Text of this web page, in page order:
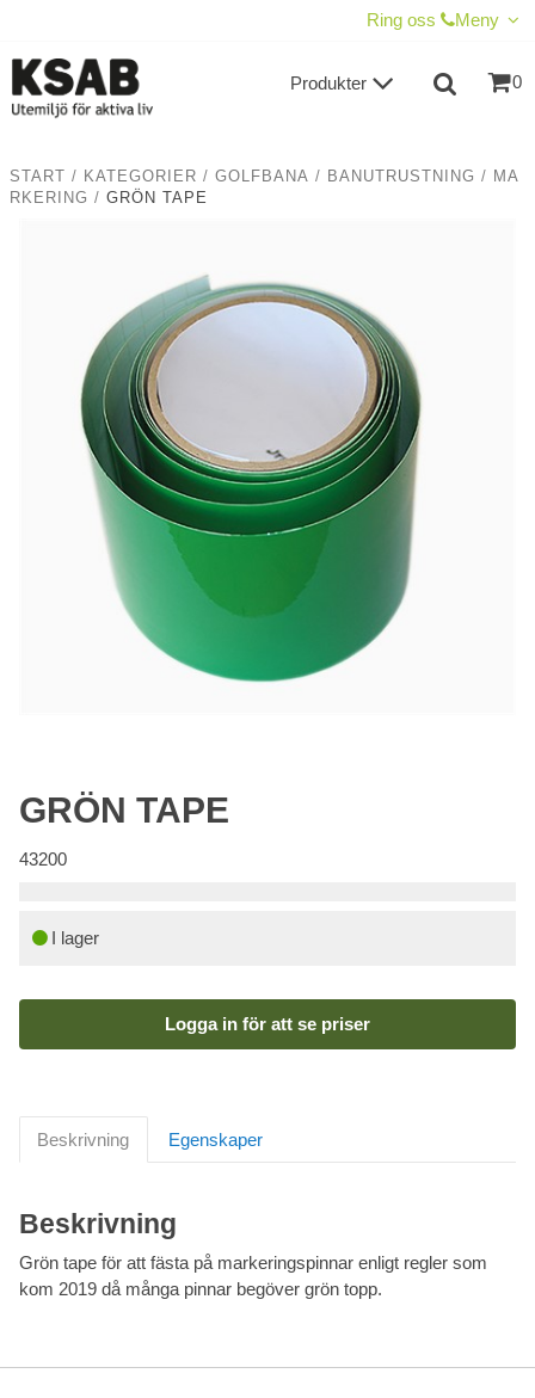
Ring oss Meny
0
Produkter
START / KATEGORIER / GOLFBANA / BANUTRUSTNING / MA
RKERING / GRÖN TAPE
GRÖN TAPE
43200
I lager
Logga in för att se priser
Beskrivning Egenskaper
Beskrivning
Grön tape för att fästa på markeringspinnar enligt regler som
kom 2019 då många pinnar begöver grön topp.
TILL KASSAN